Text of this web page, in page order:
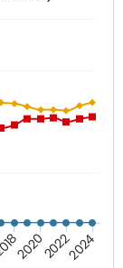
202020222024